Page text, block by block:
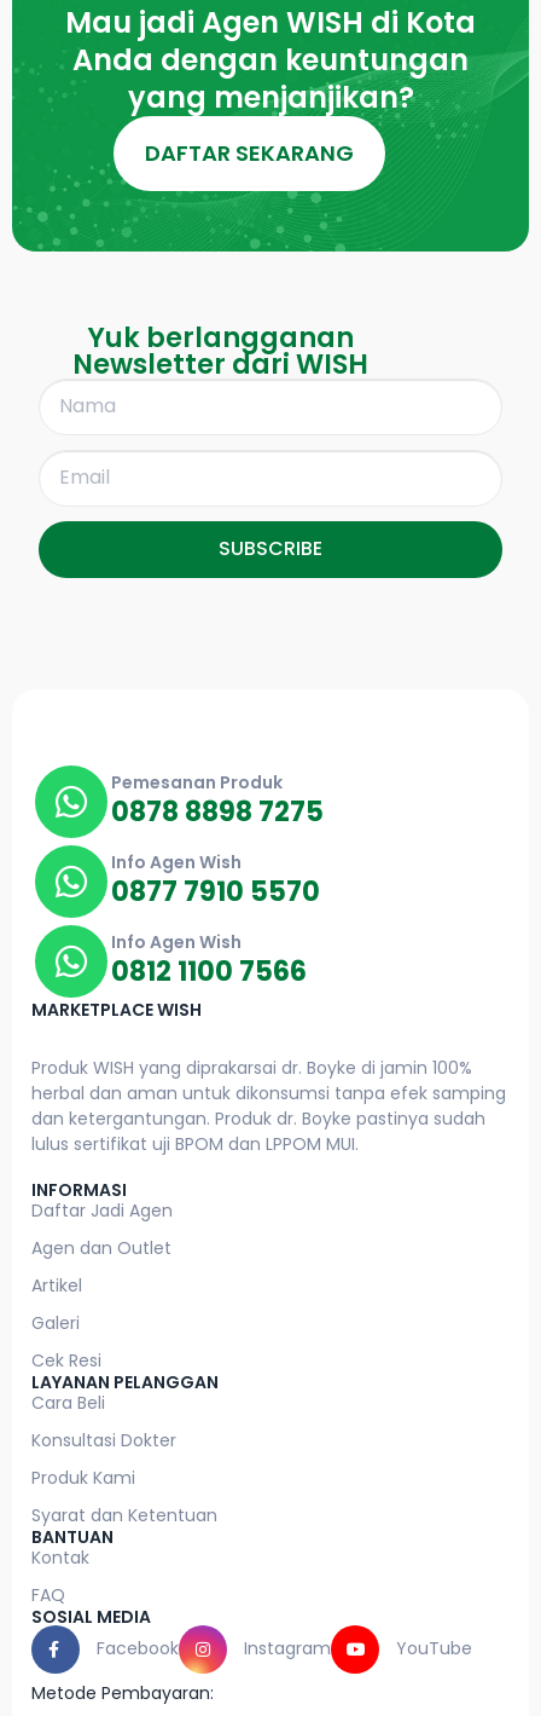
Mau jadi Agen WISH di Kota
Anda dengan keuntungan
yang menjanjikan?
DAFTAR SEKARANG
Yuk berlangganan
Newsletter dari WISH
SUBSCRIBE
0878 8898 7275
Pemesanan Produk
0877 7910 5570
Info Agen Wish
0812 1100 7566
Info Agen Wish
MARKETPLACE WISH
Produk WISH yang diprakarsai dr. Boyke di jamin 100%
herbal dan aman untuk dikonsumsi tanpa efek samping
dan ketergantungan. Produk dr. Boyke pastinya sudah
lulus sertifikat uji BPOM dan LPPOM MUI.
INFORMASI
Daftar Jadi Agen
Agen dan Outlet
Artikel
Galeri
Cek Resi
LAYANAN PELANGGAN
Cara Beli
Konsultasi Dokter
Produk Kami
Syarat dan Ketentuan
BANTUAN
Kontak
FAQ
SOSIAL MEDIA
Facebook
Instagram
YouTube
Metode Pembayaran: